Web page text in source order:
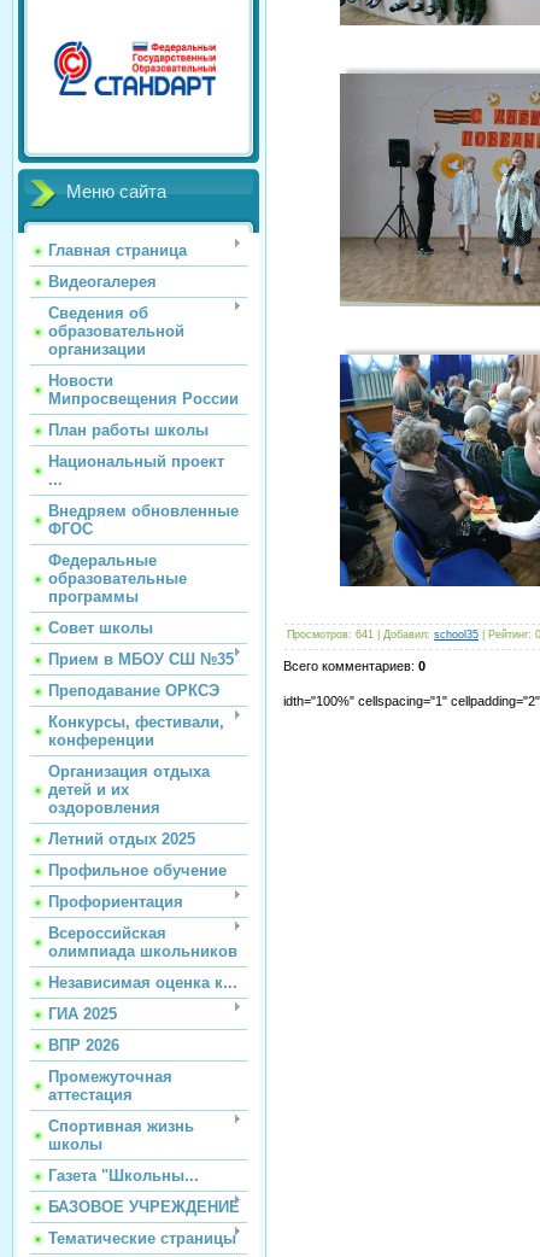
Меню сайта
Главная страница
Видеогалерея
Сведения об
образовательной
организации
Новости
Мипросвещения России
План работы школы
Национальный проект
...
Внедряем обновленные
ФГОС
Федеральные
образовательные
программы
Совет школы
Прием в МБОУ СШ №35
Преподавание ОРКСЭ
Конкурсы, фестивали,
конференции
Организация отдыха
детей и их
оздоровления
Летний отдых 2025
Профильное обучение
Профориентация
Всероссийская
олимпиада школьников
Независимая оценка к...
ГИА 2025
ВПР 2026
Промежуточная
аттестация
Спортивная жизнь
школы
Газета "Школьны...
БАЗОВОЕ УЧРЕЖДЕНИЕ
Тематические страницы
Просмотров: 641 Добавил: school35 Рейтинг:
Всего комментариев: 0
idth="100%" cellspacing="1"